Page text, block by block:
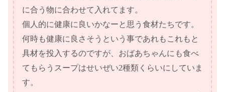
に合う物に合わせて入れてます。
個人的に健康に良いかなーと思う食材たちです。
何時も健康に良さそうという事であれもこれもと
具材を投入するのですが、おばあちゃんにも食べ
てもらうスープはせいぜい2種類くらいにしていま
す。